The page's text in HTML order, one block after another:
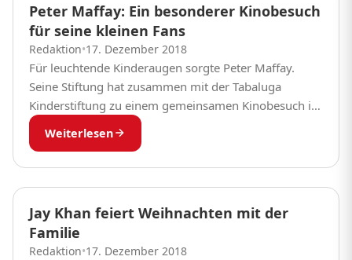
Peter Maffay: Ein besonderer Kinobesuch
für seine kleinen Fans
Redaktion•17. Dezember 2018
Für leuchtende Kinderaugen sorgte Peter Maffay.
Seine Stiftung hat zusammen mit der Tabaluga
Kinderstiftung zu einem gemeinsamen Kinobesuch in
Tutzing eingeladen. Peter Maffay begrüßte die kleinen
Fans persönlich und jeder...
Weiterlesen
Jay Khan feiert Weihnachten mit der
Familie
Redaktion•17. Dezember 2018